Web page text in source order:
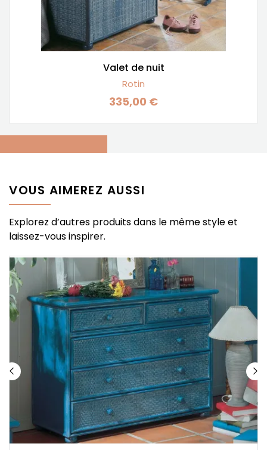
Valet de nuit
Rotin
Prix
335,00 €
VOUS AIMEREZ AUSSI
Explorez d’autres produits dans le même style et
laissez-vous inspirer.